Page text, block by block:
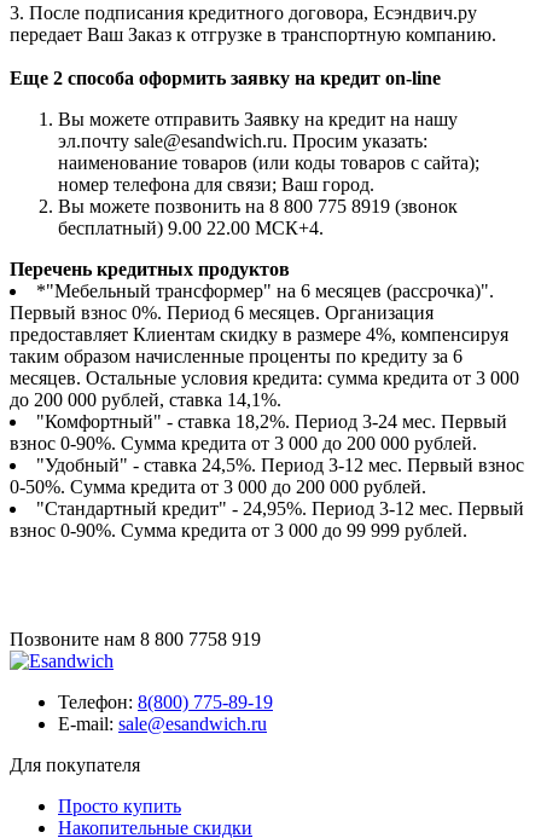
3. После подписания кредитного договора, Есэндвич.ру
передает Ваш Заказ к отгрузке в транспортную компанию.
Еще 2 способа оформить заявку на кредит on-line
Вы можете отправить Заявку на кредит на нашу
эл.почту sale@esandwich.ru. Просим указать:
наименование товаров (или коды товаров с сайта);
номер телефона для связи; Ваш город.
Вы можете позвонить на 8 800 775 8919 (звонок
бесплатный) 9.00 22.00 МСК+4.
Перечень кредитных продуктов
*"Мебельный трансформер" на 6 месяцев (рассрочка)".
Первый взнос 0%. Период 6 месяцев. Организация
предоставляет Клиентам скидку в размере 4%, компенсируя
таким образом начисленные проценты по кредиту за 6
месяцев. Остальные условия кредита: сумма кредита от 3 000
до 200 000 рублей, ставка 14,1%.
"Комфортный" - ставка 18,2%. Период 3-24 мес. Первый
взнос 0-90%. Сумма кредита от 3 000 до 200 000 рублей.
"Удобный" - ставка 24,5%. Период 3-12 мес. Первый взнос
0-50%. Сумма кредита от 3 000 до 200 000 рублей.
"Стандартный кредит" - 24,95%. Период 3-12 мес. Первый
взнос 0-90%. Сумма кредита от 3 000 до 99 999 рублей.
Позвоните нам 8 800 7758 919
Телефон: 8(800) 775-89-19
E-mail: sale@esandwich.ru
Для покупателя
Просто купить
Накопительные скидки